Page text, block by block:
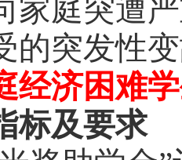
家庭突遭
的突发性
经济困难
标及要求